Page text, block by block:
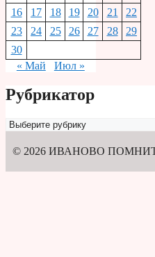
16
17 18 19 20 21
22
23
24 25 26 27 28
29
30
« Май
Июл »
Рубрикатор
Рубрикатор
© 2026 ИВАНОВО